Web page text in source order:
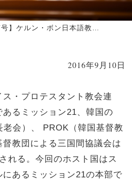
【4847号】ケルン・ボン日本語教会訪問と 三国間協議会参加
2016年9月10日
・プロテスタント教会連
るミッション21、韓国の
老会）、 PROK（韓国基督教
教団による三国間協議会は
れる。今回のホスト国はス
あるミッション21の本部で